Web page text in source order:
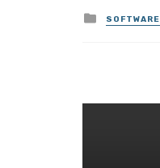
Posted
in
SOFTWARE